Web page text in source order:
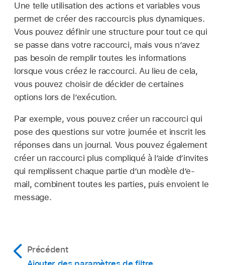
Une telle utilisation des actions et variables vous
permet de créer des raccourcis plus dynamiques.
Vous pouvez définir une structure pour tout ce qui
se passe dans votre raccourci, mais vous n’avez
pas besoin de remplir toutes les informations
lorsque vous créez le raccourci. Au lieu de cela,
vous pouvez choisir de décider de certaines
options lors de l’exécution.
Par exemple, vous pouvez créer un raccourci qui
pose des questions sur votre journée et inscrit les
réponses dans un journal. Vous pouvez également
créer un raccourci plus compliqué à l’aide d’invites
qui remplissent chaque partie d’un modèle d’e-
mail, combinent toutes les parties, puis envoient le
message.
Précédent